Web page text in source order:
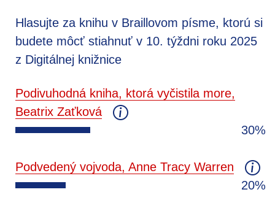
Hlasujte za knihu v Braillovom písme, ktorú si
budete môcť stiahnuť v 10. týždni roku 2025
z Digitálnej knižnice
Podivuhodná kniha, ktorá vyčistila more,
Beatrix Zaťková
30%
Podvedený vojvoda, Anne Tracy Warren
20%